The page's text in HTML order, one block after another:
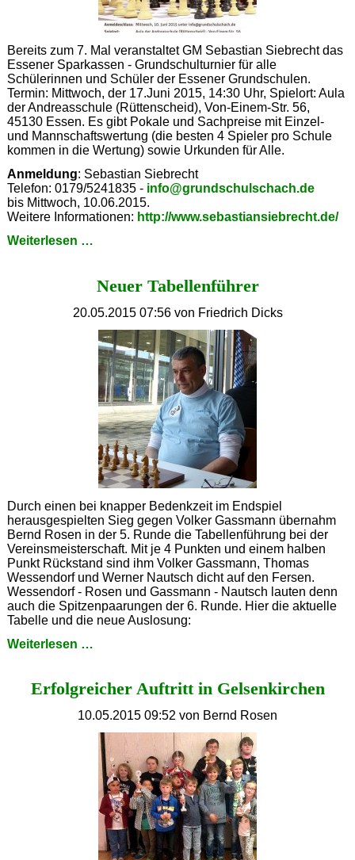
Bereits zum 7. Mal veranstaltet GM Sebastian Siebrecht das
Essener Sparkassen - Grundschulturnier für alle
Schülerinnen und Schüler der Essener Grundschulen.
Termin: Mittwoch, der 17.Juni 2015, 14:30 Uhr, Spielort: Aula
der Andreasschule (Rüttenscheid), Von-Einem-Str. 56,
45130 Essen. Es gibt Pokale und Sachpreise mit Einzel-
und Mannschaftswertung (die besten 4 Spieler pro Schule
kommen in die Wertung) sowie Urkunden für Alle.
Anmeldung: Sebastian Siebrecht
Telefon: 0179/5241835 - info@grundschulschach.de
bis Mittwoch, 10.06.2015.
Weitere Informationen: http://www.sebastiansiebrecht.de/
Weiterlesen …
Neuer Tabellenführer
20.05.2015 07:56von Friedrich Dicks
Durch einen bei knapper Bedenkzeit im Endspiel
herausgespielten Sieg gegen Volker Gassmann übernahm
Bernd Rosen in der 5. Runde die Tabellenführung bei der
Vereinsmeisterschaft. Mit je 4 Punkten und einem halben
Punkt Rückstand sind ihm Volker Gassmann, Thomas
Wessendorf und Werner Nautsch dicht auf den Fersen.
Wessendorf - Rosen und Gassmann - Nautsch lauten denn
auch die Spitzenpaarungen der 6. Runde. Hier die aktuelle
Tabelle und die neue Auslosung:
Weiterlesen …
Erfolgreicher Auftritt in Gelsenkirchen
10.05.2015 09:52 von Bernd Rosen